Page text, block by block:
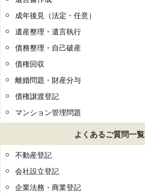
成年後見（法定・任意）
遺産整理・遺言執行
債務整理・自己破産
債権回収
離婚問題・財産分与
債権譲渡登記
マンション管理問題
よくあるご質問一覧
不動産登記
会社設立登記
企業法務・商業登記